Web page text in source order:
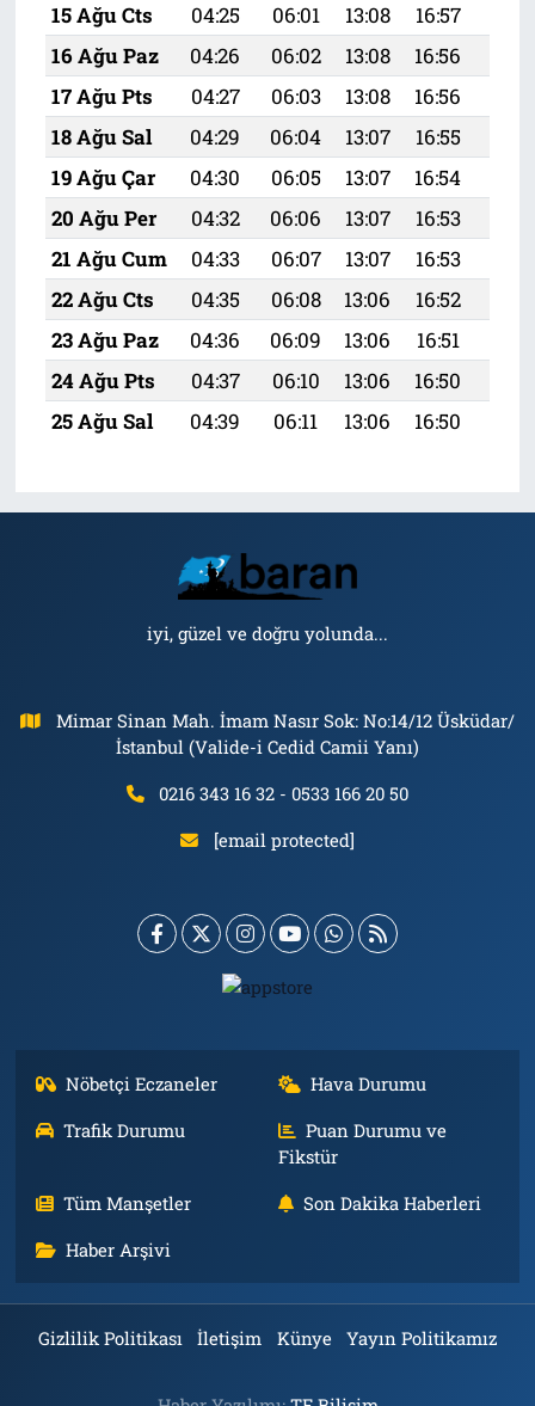
15 Ağu Cts
04:25 06:01 13:08 16:57
16 Ağu Paz
04:26 06:02 13:08 16:56
17 Ağu Pts
04:27 06:03 13:08 16:56
18 Ağu Sal
04:29 06:04 13:07 16:55
19 Ağu Çar
04:30 06:05 13:07 16:54
20 Ağu Per
04:32 06:06 13:07 16:53
21 Ağu Cum
04:33 06:07 13:07 16:53
22 Ağu Cts
04:35 06:08 13:06 16:52
23 Ağu Paz
04:36 06:09 13:06 16:51
24 Ağu Pts
04:37 06:10 13:06 16:50
25 Ağu Sal
04:39 06:11 13:06 16:50
iyi, güzel ve doğru yolunda...
Mimar Sinan Mah. İmam Nasır Sok: No:14/12 Üsküdar/
İstanbul (Valide-i Cedid Camii Yanı)
0216 343 16 32 - 0533 166 20 50
[email protected]
Nöbetçi Eczaneler
Hava Durumu
Trafik Durumu
Puan Durumu ve
Fikstür
Tüm Manşetler
Son Dakika Haberleri
Haber Arşivi
Gizlilik Politikası İletişim Künye Yayın Politikamız